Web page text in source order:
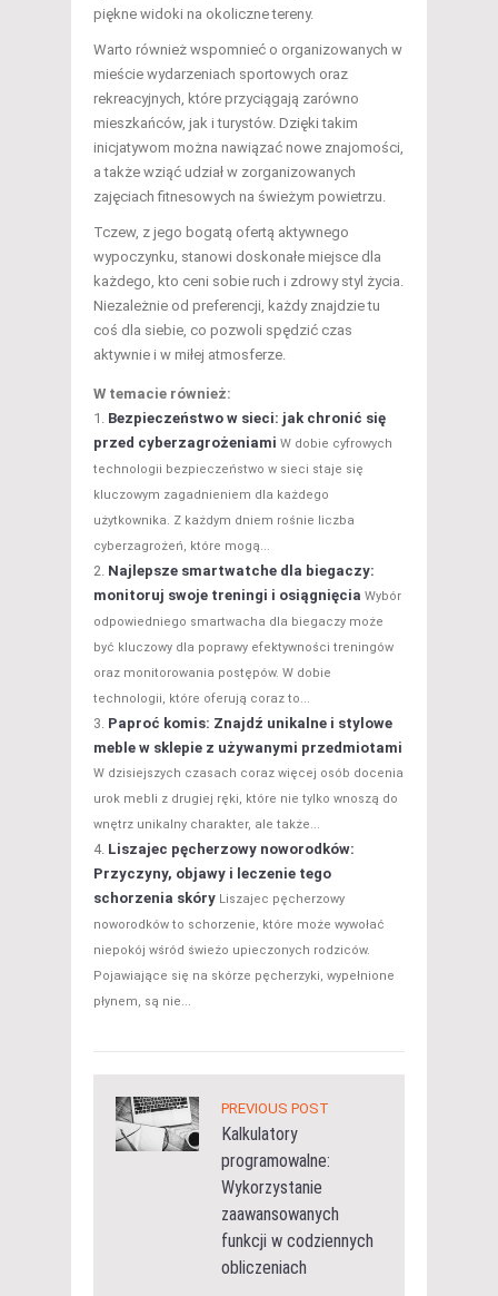
piękne widoki na okoliczne tereny.
Warto również wspomnieć o organizowanych w
mieście wydarzeniach sportowych oraz
rekreacyjnych, które przyciągają zarówno
mieszkańców, jak i turystów. Dzięki takim
inicjatywom można nawiązać nowe znajomości,
a także wziąć udział w zorganizowanych
zajęciach fitnesowych na świeżym powietrzu.
Tczew, z jego bogatą ofertą aktywnego
wypoczynku, stanowi doskonałe miejsce dla
każdego, kto ceni sobie ruch i zdrowy styl życia.
Niezależnie od preferencji, każdy znajdzie tu
coś dla siebie, co pozwoli spędzić czas
aktywnie i w miłej atmosferze.
W temacie również:
Bezpieczeństwo w sieci: jak chronić się
przed cyberzagrożeniami W dobie cyfrowych
technologii bezpieczeństwo w sieci staje się
kluczowym zagadnieniem dla każdego
użytkownika. Z każdym dniem rośnie liczba
cyberzagrożeń, które mogą...
Najlepsze smartwatche dla biegaczy:
monitoruj swoje treningi i osiągnięcia Wybór
odpowiedniego smartwacha dla biegaczy może
być kluczowy dla poprawy efektywności treningów
oraz monitorowania postępów. W dobie
technologii, które oferują coraz to...
Paproć komis: Znajdź unikalne i stylowe
meble w sklepie z używanymi przedmiotami
W dzisiejszych czasach coraz więcej osób docenia
urok mebli z drugiej ręki, które nie tylko wnoszą do
wnętrz unikalny charakter, ale także...
Liszajec pęcherzowy noworodków:
Przyczyny, objawy i leczenie tego
schorzenia skóry Liszajec pęcherzowy
noworodków to schorzenie, które może wywołać
niepokój wśród świeżo upieczonych rodziców.
Pojawiające się na skórze pęcherzyki, wypełnione
płynem, są nie...
PREVIOUS POST
Kalkulatory
programowalne:
Wykorzystanie
zaawansowanych
funkcji w codziennych
obliczeniach